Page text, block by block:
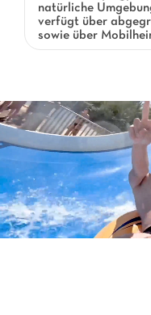
natürliche
verfügt über
sowie über